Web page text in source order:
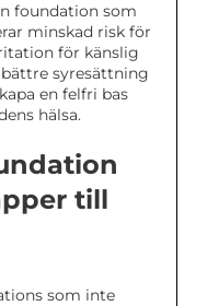
foundation som
minskad risk för
för känslig
syresättning
en felfri bas
hälsa.
till
som inte